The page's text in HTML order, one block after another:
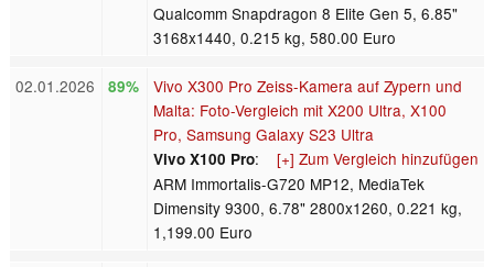
Qualcomm Snapdragon 8 Elite Gen 5, 6.85"
3168x1440, 0.215 kg, 580.00 Euro
02.01.2026 89%
Vivo X300 Pro Zeiss-Kamera auf Zypern und
Malta: Foto-Vergleich mit X200 Ultra, X100
Pro, Samsung Galaxy S23 Ultra
[+] Zum Vergleich hinzufügen
Vivo X100 Pro:
ARM Immortalis-G720 MP12, MediaTek
Dimensity 9300, 6.78" 2800x1260, 0.221 kg,
1,199.00 Euro